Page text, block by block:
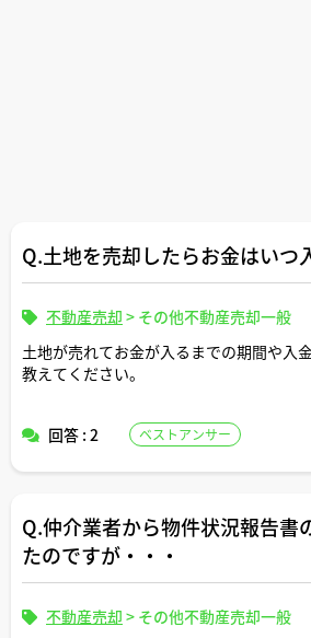
Q.土地を売却したらお金はいつ
不動産売却 > その他不動産売却一般
土地が売れてお金が入るまでの期間や入
教えてください。
回答 : 2 ベストアンサー
Q.仲介業者から物件状況報告書
たのですが・・・
不動産売却 > その他不動産売却一般